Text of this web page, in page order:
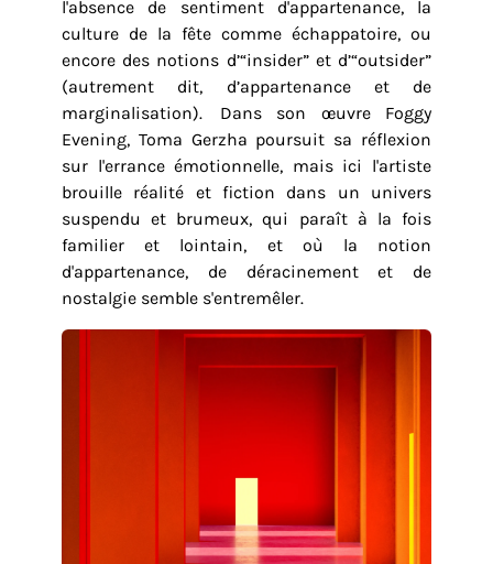
l'absence de sentiment d'appartenance, la
culture de la fête comme échappatoire, ou
encore des notions d’“insider” et d’“outsider”
(autrement dit, d’appartenance et de
marginalisation). Dans son œuvre Foggy
Evening, Toma Gerzha poursuit sa réflexion
sur l'errance émotionnelle, mais ici l'artiste
brouille réalité et fiction dans un univers
suspendu et brumeux, qui paraît à la fois
familier et lointain, et où la notion
d'appartenance, de déracinement et de
nostalgie semble s'entremêler.